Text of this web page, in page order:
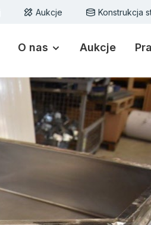
Aukcje Konstrukcja
O nas Aukcje